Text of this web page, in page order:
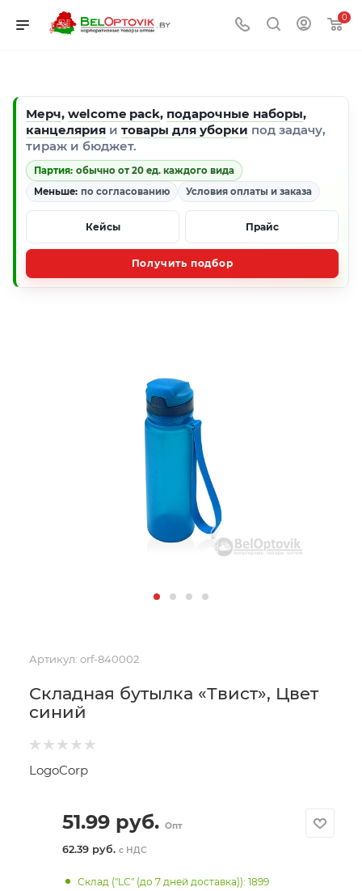
0
Мерч, welcome pack, подарочные наборы,
канцелярия и товары для уборки под задачу,
тираж и бюджет.
Партия: обычно от 20 ед. каждого вида
Меньше: по согласованию Условия оплаты и заказа
Кейсы Прайс
Получить подбор
Артикул: orf-840002
Складная бутылка «Твист», Цвет
синий
LogoCorp
51.99руб. Опт
62.39 руб. с НДС
Склад ("LC" (до 7 дней доставка)): 1899